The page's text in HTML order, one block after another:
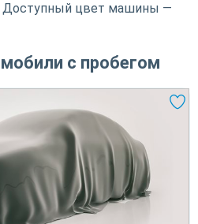
Доступный цвет машины —
с пробегом